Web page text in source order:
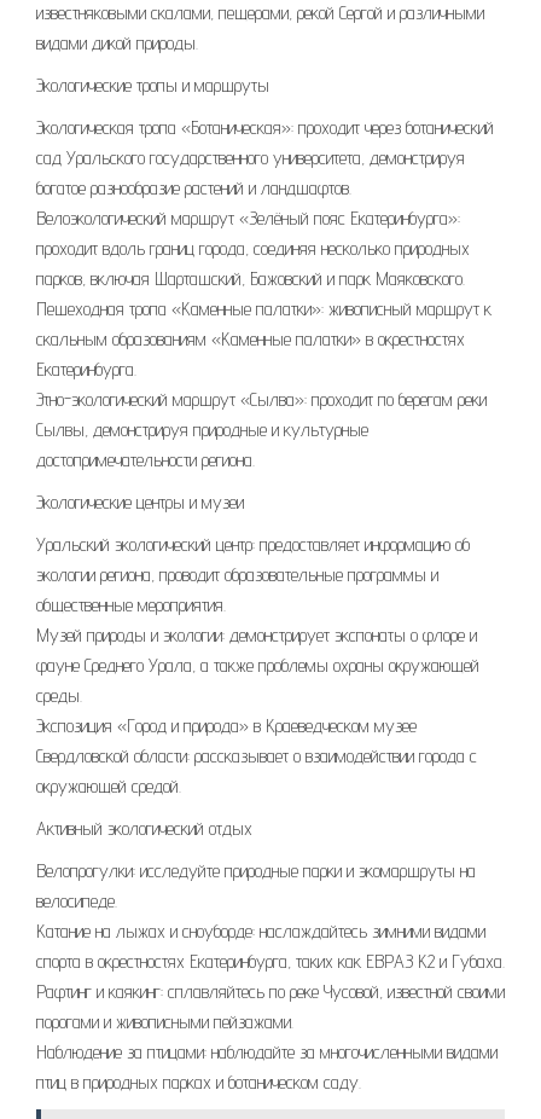
известняковыми скалами, пещерами, рекой Сергой и различными
видами дикой природы.
Экологические тропы и маршруты
Экологическая тропа «Ботаническая»: проходит через ботанический
сад Уральского государственного университета, демонстрируя
богатое разнообразие растений и ландшафтов.
Велоэкологический маршрут «Зелёный пояс Екатеринбурга»:
проходит вдоль границ города, соединяя несколько природных
парков, включая Шарташский, Бажовский и парк Маяковского.
Пешеходная тропа «Каменные палатки»: живописный маршрут к
скальным образованиям «Каменные палатки» в окрестностях
Екатеринбурга.
Этно-экологический маршрут «Сылва»: проходит по берегам реки
Сылвы, демонстрируя природные и культурные
достопримечательности региона.
Экологические центры и музеи
Уральский экологический центр: предоставляет информацию об
экологии региона, проводит образовательные программы и
общественные мероприятия.
Музей природы и экологии: демонстрирует экспонаты о флоре и
фауне Среднего Урала, а также проблемы охраны окружающей
среды.
Экспозиция «Город и природа» в Краеведческом музее
Свердловской области: рассказывает о взаимодействии города с
окружающей средой.
Активный экологический отдых
Велопрогулки: исследуйте природные парки и экомаршруты на
велосипеде.
Катание на лыжах и сноуборде: наслаждайтесь зимними видами
спорта в окрестностях Екатеринбурга, таких как ЕВРАЗ К2 и Губаха.
Рафтинг и каякинг: сплавляйтесь по реке Чусовой, известной своими
порогами и живописными пейзажами.
Наблюдение за птицами: наблюдайте за многочисленными видами
птиц в природных парках и ботаническом саду.